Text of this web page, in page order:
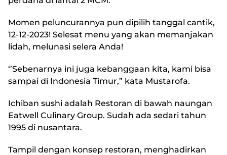
Momen peluncurannya pun dipilih tanggal cantik,
12-12-2023! Selesat menu yang akan memanjakan
lidah, melunasi selera Anda!
‘’Sebenarnya ini juga kebanggaan kita, kami bisa
sampai di Indonesia Timur,” kata Mustarofa.
Ichiban sushi adalah Restoran di bawah naungan
Eatwell Culinary Group. Sudah ada sedari tahun
1995 di nusantara.
Tampil dengan konsep restoran, menghadirkan